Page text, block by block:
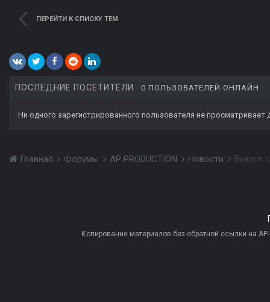
ПЕРЕЙТИ К СПИСКУ ТЕМ
ПОСЛЕДНИЕ ПОСЕТИТЕЛИ 0 ПОЛЬЗОВАТЕЛЕЙ ОНЛАЙН
Ни одного зарегистрированного пользователя не просматривает
Главная Форумы AP PRODUCTION Новости Вышел
Копирование материалов без обратной ссылки на